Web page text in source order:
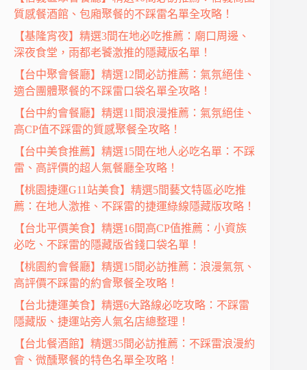
質感餐酒館、包廂聚餐的不踩雷名單全攻略！
【基隆宵夜】精選3間在地必吃推薦：廟口周邊、
深夜食堂，雨都老饕激推的隱藏版名單！
【台中聚會餐廳】精選12間必訪推薦：氣氛絕佳、
適合團體聚餐的不踩雷口袋名單全攻略！
【台中約會餐廳】精選11間浪漫推薦：氣氛絕佳、
高CP值不踩雷的質感聚餐全攻略！
【台中美食推薦】精選15間在地人必吃名單：不踩
雷、高評價的超人氣餐廳全攻略！
【桃園捷運G11站美食】精選5間藝文特區必吃推
薦：在地人激推、不踩雷的捷運綠線隱藏版攻略！
【台北平價美食】精選16間高CP值推薦：小資族
必吃、不踩雷的隱藏版省錢口袋名單！
【桃園約會餐廳】精選15間必訪推薦：浪漫氣氛、
高評價不踩雷的約會聚餐全攻略！
【台北捷運美食】精選6大路線必吃攻略：不踩雷
隱藏版、捷運站旁人氣名店總整理！
【台北餐酒館】精選35間必訪推薦：不踩雷浪漫約
會、微醺聚餐的特色名單全攻略！